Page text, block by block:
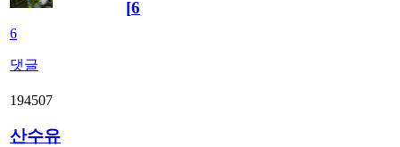
6
댓글
[6]
194507
산수유